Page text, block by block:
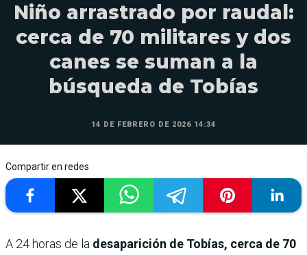
Niño arrastrado por raudal:
cerca de 70 militares y dos
canes se suman a la
búsqueda de Tobías
14 DE FEBRERO DE 2026 14:34
Compartir en redes
A 24 horas de la desaparición de Tobías, cerca de 70